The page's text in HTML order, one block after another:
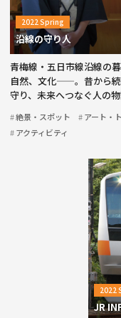
2022 Spring
沿線の守り人
青梅線・五日市線沿線の暮
自然、文化——。昔から
守り、未来へつなぐ人の物
絶景・スポット
アート・
アクティビティ
2022
JR